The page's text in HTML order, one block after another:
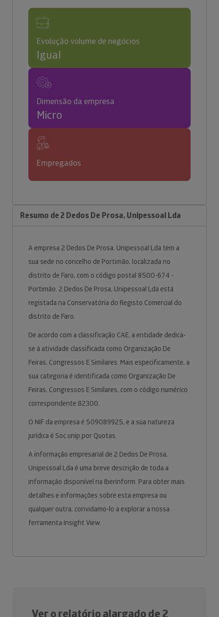
Evolução volume de negócios
Igual
Dimensão da empresa
Micro
Empregados
Resumo de 2 Dedos De Prosa, Unipessoal Lda
A empresa 2 Dedos De Prosa, Unipessoal Lda tem a
sua sede no concelho de Portimão, localizada no
distrito de Faro, com o código postal 8500-674 -
Portimão. 2 Dedos De Prosa, Unipessoal Lda está
registada na Conservatória do Registo Comercial do
distrito de Faro.
De acordo com a classificação CAE, a entidade dedica-
se à atividade classificada como Organização De
Feiras, Congressos E Similares. Mais especificamente, a
sua categoria é identificada como Organização De
Feiras, Congressos E Similares, com o código numérico
correspondente 82300.
O NIF da empresa é 509089925, e a sua natureza
jurídica é Soc.unip.por Quotas.
A informação empresarial de 2 Dedos De Prosa,
Unipessoal Lda é uma breve descrição de toda a
informação disponível na Iberinform. Para obter mais
detalhes e informações sobre esta empresa ou
qualquer outra, convidamo-lo a explorar a nossa
ferramenta Insight View.
Ver o relatório alargado de 2